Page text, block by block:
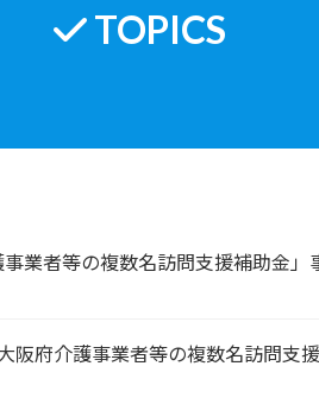
TOPICS
業者等の複数名訪問支援補助金」
阪府介護事業者等の複数名訪問支援